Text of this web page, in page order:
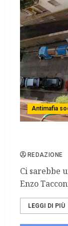
Antimafia
REDAZIONE
Ci sarebbe
Enzo
LEGGI DI PIÙ